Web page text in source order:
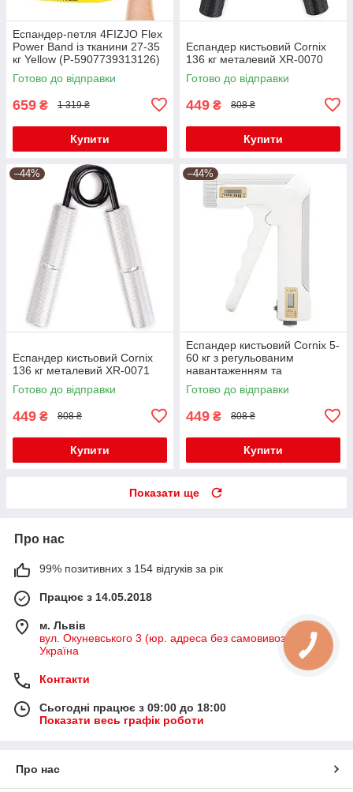
Еспандер-петля 4FIZJO Flex
Power Band із тканини 27-35
кг Yellow (P-5907739313126)
Готово до відправки
659 ₴ 1 319 ₴
Купити
Еспандер кистьовий Cornix
136 кг металевий XR-0070
Готово до відправки
449 ₴ 808 ₴
Купити
–44%
Еспандер кистьовий Cornix
136 кг металевий XR-0071
Готово до відправки
449 ₴ 808 ₴
Купити
–44%
Еспандер кистьовий Cornix 5-
60 кг з регульованим
навантаженням та
електронним лічильником
XR-0281 White
Готово до відправки
449 ₴ 808 ₴
Купити
Показати ще
Про нас
99% позитивних з 154 відгуків за рік
Працює з 14.05.2018
м. Львів
вул. Окуневського 3 (юр. адреса без самовивозу), Львів,
Україна
Контакти
Сьогодні працює з 09:00 до 18:00
Показати весь графік роботи
Про нас